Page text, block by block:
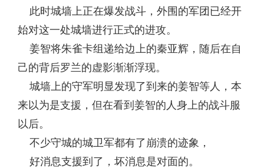
此时城墙上正在爆发战斗，外围的军团已经开
始对这一处城墙进行正式的进攻。
姜智将朱雀卡组递给边上的秦亚辉，随后在自
己的背后罗兰的虚影渐渐浮现。
城墙上的守军明显发现了到来的姜智等人，本
来以为是支援，但在看到姜智的人身上的战斗服
以后。
不少守城的城卫军都有了崩溃的迹象，
好消息支援到了，坏消息是对面的。